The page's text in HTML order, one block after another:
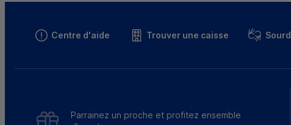
Centre d'aide Trouver une caisse
Parrainez un proche et profitez ensemble